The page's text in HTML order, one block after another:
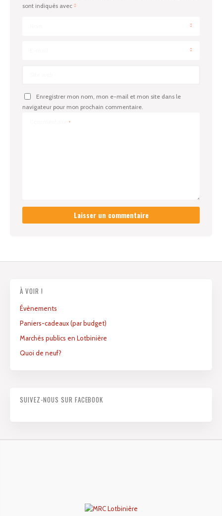
sont indiqués avec
Enregistrer mon nom, mon e-mail et mon site dans le
navigateur pour mon prochain commentaire.
*
À VOIR !
Évènements
Paniers-cadeaux (par budget)
Marchés publics en Lotbinière
Quoi de neuf?
SUIVEZ-NOUS SUR FACEBOOK